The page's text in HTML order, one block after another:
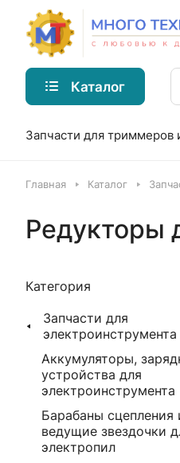
Каталог
Запчасти для триммеров
Главная Каталог
Редукторы
Категория
Запчасти для
электроинструмента
Аккумуляторы,
устройства для
электроинструмента
Барабаны сцепления
ведущие звездочки
электропил